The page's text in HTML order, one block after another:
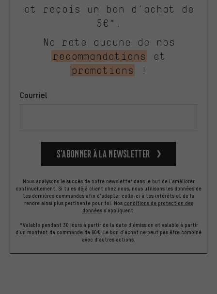
et reçois un bon d'achat de
5€*.
Ne rate aucune de nos
recommandations
et
promotions
!
Courriel
S’abonner à la newsletter
Nous analysons le succès de notre newsletter dans le but de l'améliorer
continuellement. Si tu es déjà client chez nous, nous utilisons les données de
tes dernières commandes afin d'adapter celle-ci à tes intérêts et de la
rendre ainsi plus pertinente pour toi. Nos conditions de protection des
données s'appliquent.
*Valable pendant 30 jours à partir de la date d'émission et valable à partir
d'un montant de commande de 60€. Le bon d'achat ne peut pas être combiné
avec d'autres actions.